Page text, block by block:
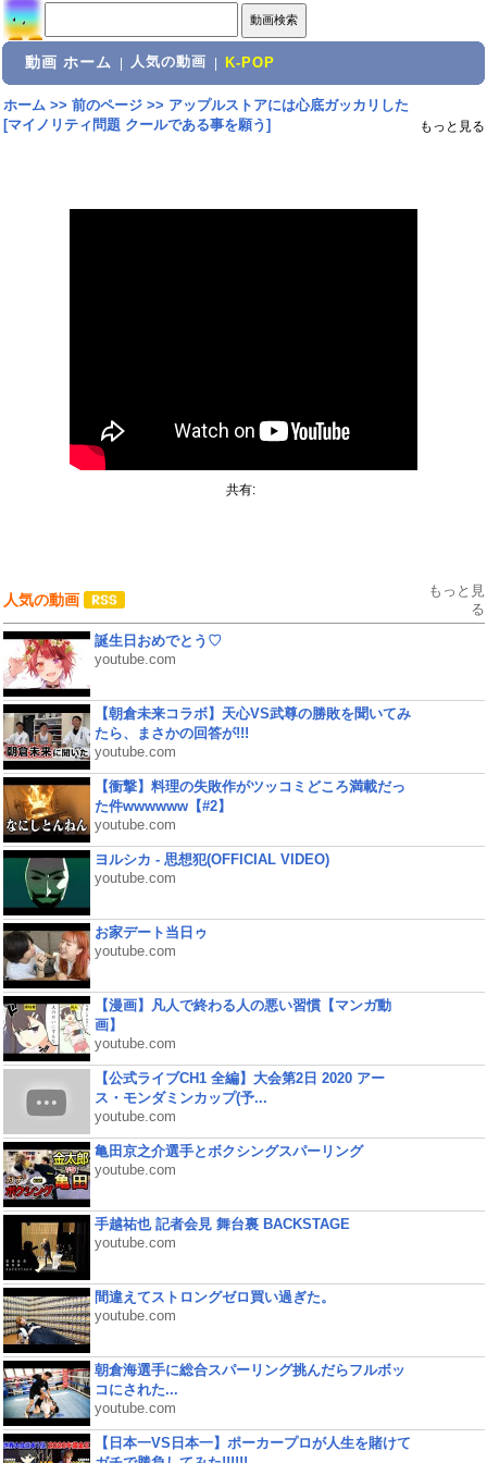
動画 ホーム 人気の動画 K-POP
ホーム>> 前のページ>> アップルストアには心底ガッカリした
[マイノリティ問題 クールである事を願う]
もっと見る
共有:
人気の動画
もっと見
る
誕生日おめでとう♡
youtube.com
【朝倉未来コラボ】天心VS武尊の勝敗を聞いてみ
たら、まさかの回答が!!!
youtube.com
【衝撃】料理の失敗作がツッコミどころ満載だっ
た件wwwwww【#2】
youtube.com
ヨルシカ - 思想犯(OFFICIAL VIDEO)
youtube.com
お家デート当日ゥ
youtube.com
【漫画】凡人で終わる人の悪い習慣【マンガ動
画】
youtube.com
【公式ライブCH1 全編】大会第2日 2020 アー
ス・モンダミンカップ(予...
youtube.com
亀田京之介選手とボクシングスパーリング
youtube.com
手越祐也 記者会見 舞台裏 BACKSTAGE
youtube.com
間違えてストロングゼロ買い過ぎた。
youtube.com
朝倉海選手に総合スパーリング挑んだらフルボッ
コにされた...
youtube.com
【日本一VS日本一】ポーカープロが人生を賭けて